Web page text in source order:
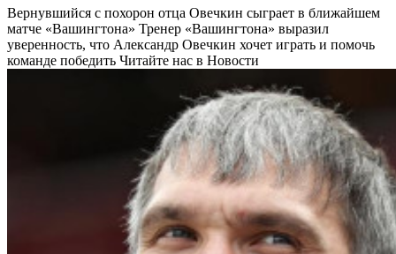
Вернувшийся с похорон отца Овечкин сыграет в ближайшем
матче «Вашингтона» Тренер «Вашингтона» выразил
уверенность, что Александр Овечкин хочет играть и помочь
команде победить Читайте нас в Новости